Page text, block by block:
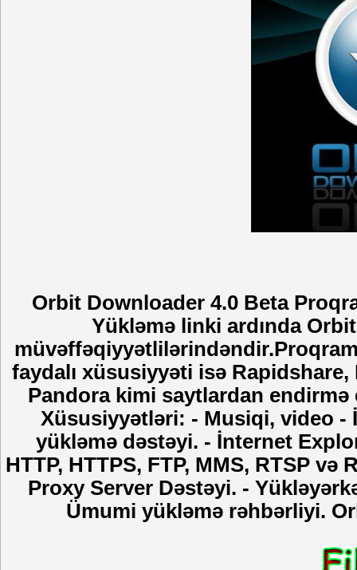
Orbit Downloader 4.0 Beta
Yükləmə linki ardında
faydalı xüsusiyyəti isə
Pandora kimi saytlardan
Xüsusiyyətləri: - Musiqi, video -
yükləmə dəstəyi. - İnternet
HTTP, HTTPS, FTP, MMS, RTSP
Proxy Server Dəstəyi. -
Ümumi yükləmə rəhbərliyi.